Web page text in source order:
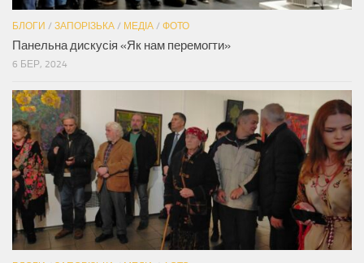
БЛОГИ / ЗАПОРІЗЬКА / МЕДІА / ФОТО
Панельна дискусія «Як нам перемогти»
6 БЕР, 2024